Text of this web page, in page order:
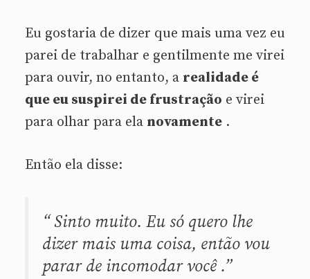
Eu gostaria de dizer que mais uma vez eu
parei de trabalhar e gentilmente me virei
para ouvir, no entanto, a realidade é
que eu suspirei de frustração e virei
para olhar para ela novamente .
Então ela disse:
“Sinto muito. Eu só quero lhe
dizer mais uma coisa, então vou
parar de incomodar você.”